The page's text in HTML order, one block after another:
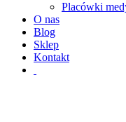
Placówki
O nas
Blog
Sklep
Kontakt